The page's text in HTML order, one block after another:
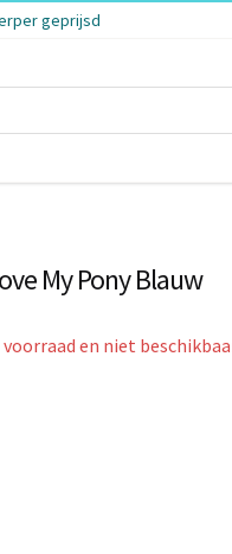
geprijsd
My Pony Blauw
en niet